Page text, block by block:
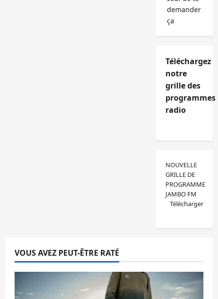
demander
ça
Téléchargez
notre
grille des
programmes
radio
NOUVELLE
GRILLE DE
PROGRAMME
JAMBO FM
Télécharger
VOUS AVEZ PEUT-ÊTRE RATÉ